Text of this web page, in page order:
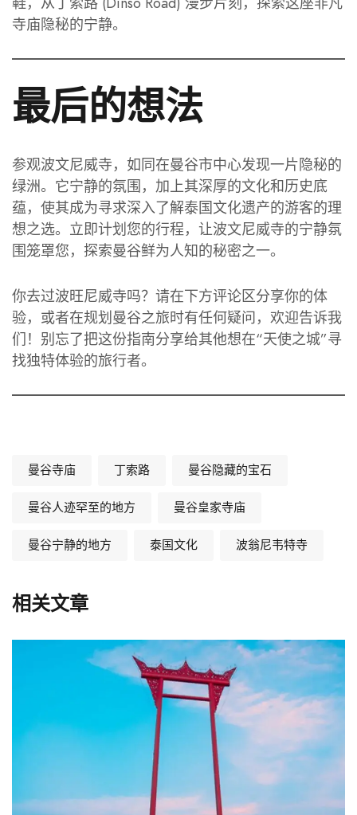
寺庙隐秘的宁静。
最后的想法
参观波文尼威寺，如同在曼谷市中心发现一片隐秘的
绿洲。它宁静的氛围，加上其深厚的文化和历史底
蕴，使其成为寻求深入了解泰国文化遗产的游客的理
想之选。立即计划您的行程，让波文尼威寺的宁静氛
围笼罩您，探索曼谷鲜为人知的秘密之一。
你去过波旺尼威寺吗？请在下方评论区分享你的体
验，或者在规划曼谷之旅时有任何疑问，欢迎告诉我
们！别忘了把这份指南分享给其他想在“天使之城”寻
找独特体验的旅行者。
曼谷寺庙 丁索路 曼谷隐藏的宝石
曼谷人迹罕至的地方 曼谷皇家寺庙
曼谷宁静的地方 泰国文化 波翁尼韦特寺
相关文章